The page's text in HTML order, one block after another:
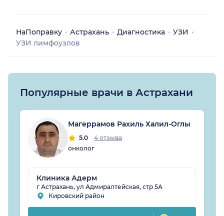
НаПоправку Астрахань Диагностика
УЗИ
УЗИ лимфоузлов
Популярные врачи в Астрахани
Магеррамов Рахиль Халил-Оглы
5.0
4 отзыва
онколог
Клиника Адерм
г Астрахань, ул Адмиралтейская, стр 5А
Кировский район